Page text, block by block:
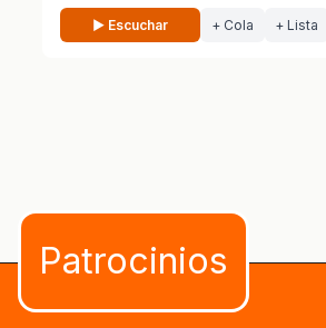
▶ Escuchar + Cola + Lista